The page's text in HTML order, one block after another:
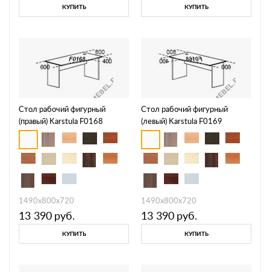
КУПИТЬ КУПИТЬ
Стол рабочий фигурный
(правый) Karstula F0168
1490х800х720
13 390 руб.
КУПИТЬ
Стол рабочий фигурный
(левый) Karstula F0169
1490х800х720
13 390 руб.
КУПИТЬ